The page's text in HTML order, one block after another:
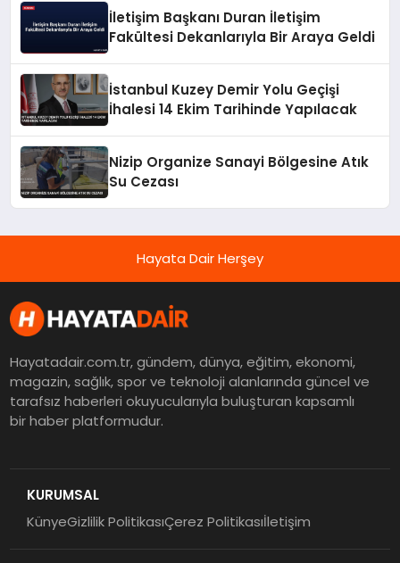
İletişim Başkanı Duran İletişim
Fakültesi Dekanlarıyla Bir Araya Geldi
İstanbul Kuzey Demir Yolu Geçişi
İhalesi 14 Ekim Tarihinde Yapılacak
Nizip Organize Sanayi Bölgesine Atık
Su Cezası
Hayata Dair Herşey
Hayatadair.com.tr, gündem, dünya, eğitim, ekonomi,
magazin, sağlık, spor ve teknoloji alanlarında güncel ve
tarafsız haberleri okuyucularıyla buluşturan kapsamlı
bir haber platformudur.
KURUMSAL
KünyeGizlilik PolitikasıÇerez Politikasıİletişim